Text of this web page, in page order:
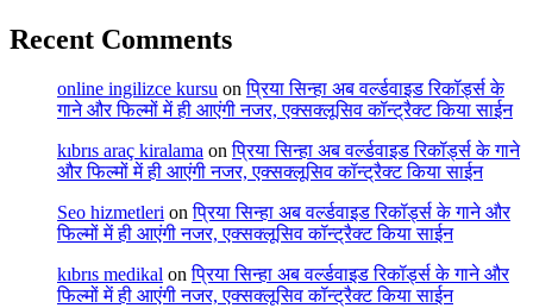
Recent Comments
online ingilizce kursu onप्रिया सिन्हा अब वर्ल्डवाइड रिकॉर्ड्स के
गाने और फिल्मों में ही आएंगी नजर, एक्सक्लूसिव कॉन्ट्रैक्ट किया साईन
kıbrıs araç kiralama onप्रिया सिन्हा अब वर्ल्डवाइड रिकॉर्ड्स के गाने
और फिल्मों में ही आएंगी नजर, एक्सक्लूसिव कॉन्ट्रैक्ट किया साईन
Seo hizmetleri onप्रिया सिन्हा अब वर्ल्डवाइड रिकॉर्ड्स के गाने और
फिल्मों में ही आएंगी नजर, एक्सक्लूसिव कॉन्ट्रैक्ट किया साईन
kıbrıs medikal onप्रिया सिन्हा अब वर्ल्डवाइड रिकॉर्ड्स के गाने और
फिल्मों में ही आएंगी नजर, एक्सक्लूसिव कॉन्ट्रैक्ट किया साईन